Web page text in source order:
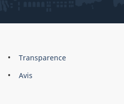
About
this
Brand
Transparence
Avis